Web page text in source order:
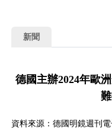
新聞
德國主辦2024年歐
資料來源：德國明鏡週刊電